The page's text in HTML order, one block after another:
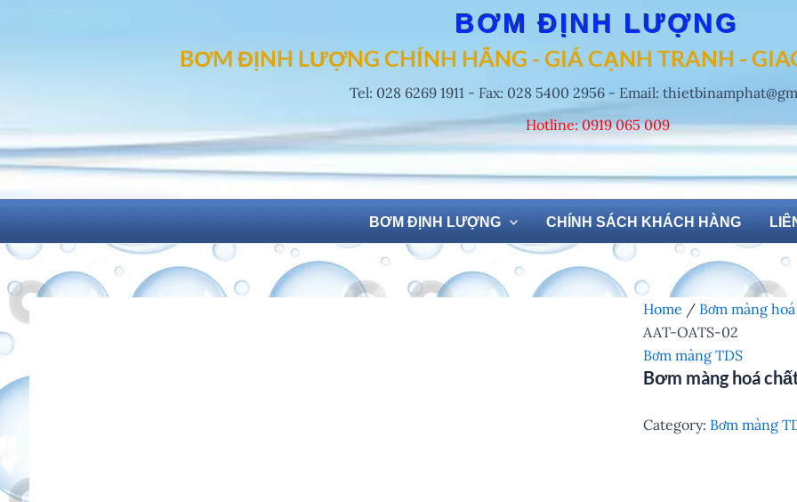
BƠM ĐỊNH LƯỢNG
BƠM ĐỊNH LƯỢNG CHÍNH HÃNG - GIÁ CẠNH TRANH -
Tel: 028 6269 1911 - Fax: 028 5400 2956 - Email:
Hotline: 0919 065 009
BƠM ĐỊNH LƯỢNG CHÍNH SÁCH KHÁCH HÀNG
Home / Bơm màng
AAT-OATS-02
Bơm màng TDS
Bơm màng hoá
Category: Bơm màng